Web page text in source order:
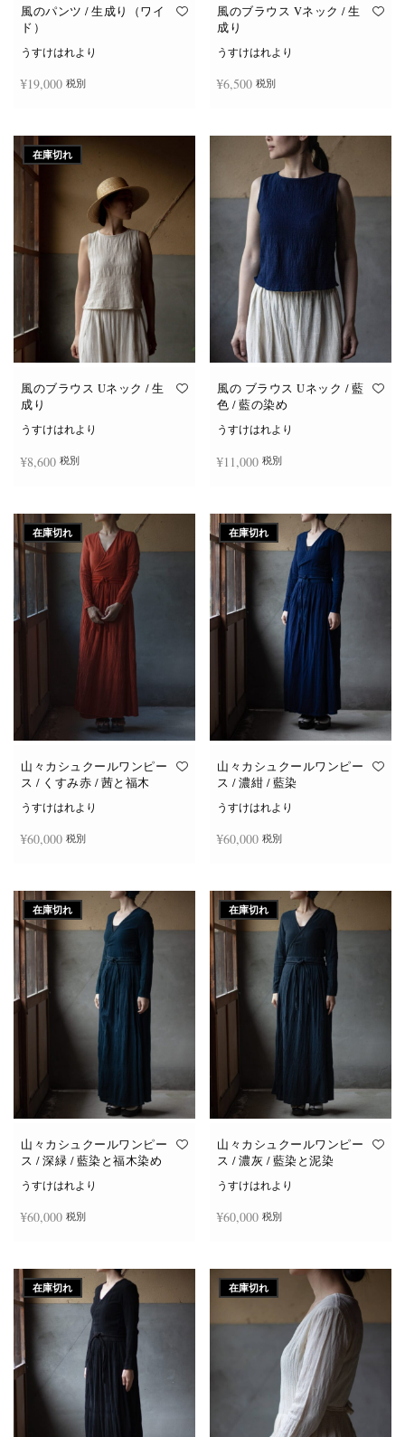
オ
ジ
選
択
で
き
ま
す
オ
ジ
か
ら
選
風のパンツ / 生成り（ワイ
ド）
うすけはれより
¥19,000 税別
風のブラウス Vネック / 生
成り
うすけはれより
¥6,500 税別
在庫切れ
風のブラウス Uネック / 生
成り
うすけはれより
¥8,600 税別
風の ブラウス Uネック / 藍
色 / 藍の染め
うすけはれより
¥11,000 税別
在庫切れ
山々カシュクールワンピー
ス / くすみ赤 / 茜と福木
うすけはれより
¥60,000 税別
在庫切れ
山々カシュクールワンピー
ス / 濃紺 / 藍染
うすけはれより
¥60,000 税別
在庫切れ
山々カシュクールワンピー
ス / 深緑 / 藍染と福木染め
うすけはれより
¥60,000 税別
在庫切れ
山々カシュクールワンピー
ス / 濃灰 / 藍染と泥染
うすけはれより
¥60,000 税別
在庫切れ 在庫切れ